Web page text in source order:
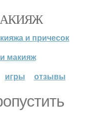
и причесок
макияж
игры отзывы